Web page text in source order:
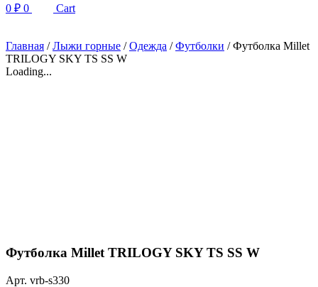
0 ₽ 0 Cart
Главная /Лыжи горные /Одежда /Футболки / Футболка Millet
TRILOGY SKY TS SS W
Loading...
Футболка Millet TRILOGY SKY TS SS W
Арт. vrb-s330